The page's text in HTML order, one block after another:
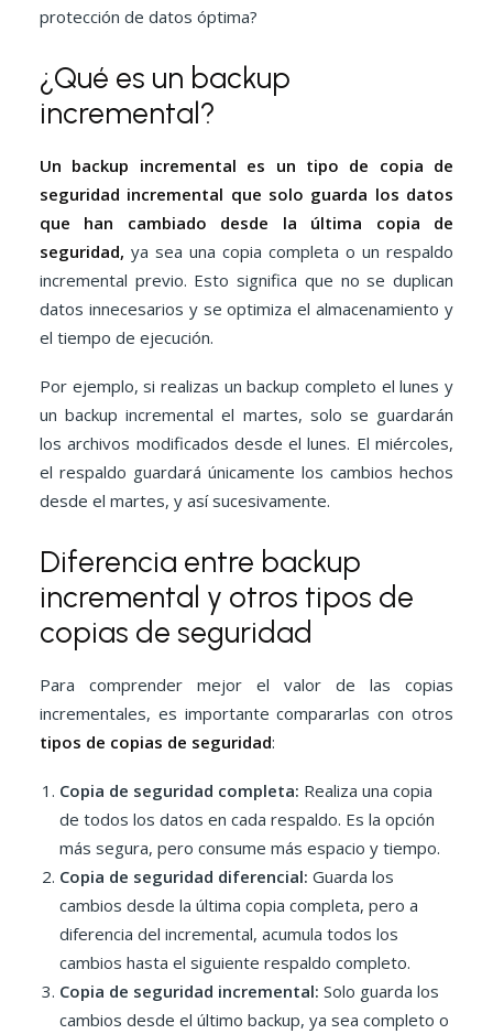
protección de datos óptima?
¿Qué es un backup
incremental?
Un backup incremental es un tipo de copia de
seguridad incremental que solo guarda los datos
que han cambiado desde la última copia de
seguridad, ya sea una copia completa o un respaldo
incremental previo. Esto significa que no se duplican
datos innecesarios y se optimiza el almacenamiento y
el tiempo de ejecución.
Por ejemplo, si realizas un backup completo el lunes y
un backup incremental el martes, solo se guardarán
los archivos modificados desde el lunes. El miércoles,
el respaldo guardará únicamente los cambios hechos
desde el martes, y así sucesivamente.
Diferencia entre backup
incremental y otros tipos de
copias de seguridad
Para comprender mejor el valor de las copias
incrementales, es importante compararlas con otros
tipos de copias de seguridad:
Copia de seguridad completa: Realiza una copia
de todos los datos en cada respaldo. Es la opción
más segura, pero consume más espacio y tiempo.
Copia de seguridad diferencial: Guarda los
cambios desde la última copia completa, pero a
diferencia del incremental, acumula todos los
cambios hasta el siguiente respaldo completo.
Copia de seguridad incremental: Solo guarda los
cambios desde el último backup, ya sea completo o